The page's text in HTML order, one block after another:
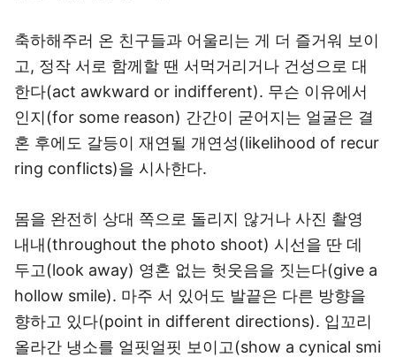
축하해주러 온 친구들과 어울리는 게 더 즐거워 보이
고, 정작 서로 함께할 땐 서먹거리거나 건성으로 대
한다(act awkward or indifferent). 무슨 이유에서
인지(for some reason) 간간이 굳어지는 얼굴은 결
혼 후에도 갈등이 재연될 개연성(likelihood of recur
ring conflicts)을 시사한다.
몸을 완전히 상대 쪽으로 돌리지 않거나 사진 촬영
내내(throughout the photo shoot) 시선을 딴 데
두고(look away) 영혼 없는 헛웃음을 짓는다(give a
hollow smile). 마주 서 있어도 발끝은 다른 방향을
향하고 있다(point in different directions). 입꼬리
올라간 냉소를 얼핏얼핏 보이고(show a cynical smi